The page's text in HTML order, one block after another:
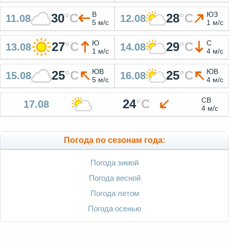
11.08 30°C
В
5 м/с
12.08 28°C
ЮЗ
1 м/с
13.08 27°C
Ю
1 м/с
14.08 29°C
С
4 м/с
15.08 25°C
ЮВ
5 м/с
16.08 25°C
ЮВ
4 м/с
17.08 24°C
СВ
4 м/с
Погода по сезонам года:
Погода зимой
Погода весной
Погода летом
Погода осенью